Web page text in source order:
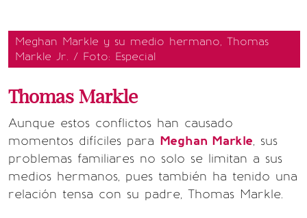
Meghan Markle y su medio hermano, Thomas
Markle Jr. / Foto: Especial
Thomas Markle
Aunque estos conflictos han causado
momentos difíciles para Meghan Markle, sus
problemas familiares no solo se limitan a sus
medios hermanos, pues también ha tenido una
relación tensa con su padre, Thomas Markle.